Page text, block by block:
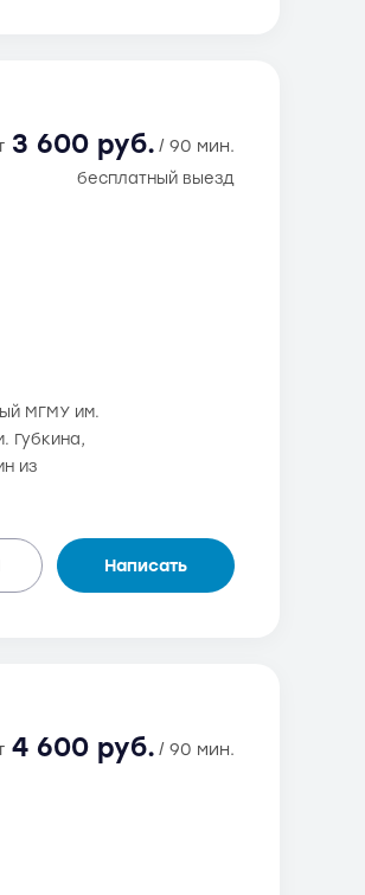
3 600 руб. / 90 мин.
бесплатный выезд
МГМУ им.
Губкина,
из
Написать
4 600 руб. / 90 мин.